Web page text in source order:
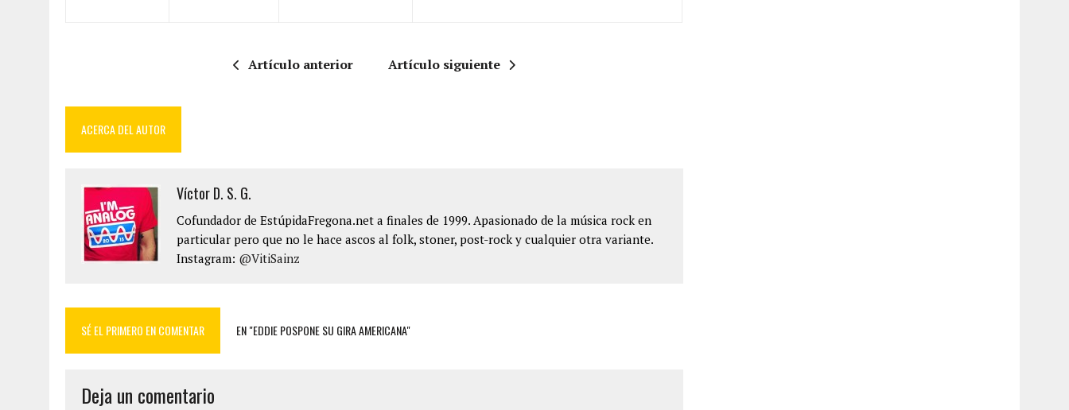
Artículo anterior Artículo siguiente
ACERCA DEL AUTOR
Víctor D. S. G.
Cofundador de EstúpidaFregona.net a finales de 1999. Apasionado de la música rock en
particular pero que no le hace ascos al folk, stoner, post-rock y cualquier otra variante.
Instagram: @VitiSainz
SÉ EL PRIMERO EN COMENTAR EN "EDDIE POSPONE SU GIRA AMERICANA"
Deja un comentario